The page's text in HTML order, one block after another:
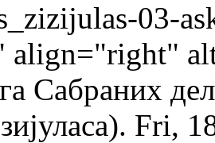
03-
align="right"
Сабраних
Fri,